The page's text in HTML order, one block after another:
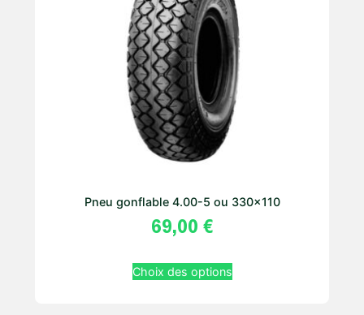
Pneu gonflable 4.00-5 ou 330×110
69,00 €
Choix des options